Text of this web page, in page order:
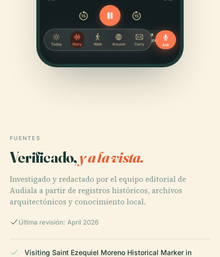
FUENTES
Verificado,y a la vista.
Investigado y redactado por el equipo editorial de
Audiala a partir de registros históricos, archivos
arquitectónicos y conocimiento local.
Última revisión: April 2026
Visiting Saint Ezequiel Moreno Historical Marker in